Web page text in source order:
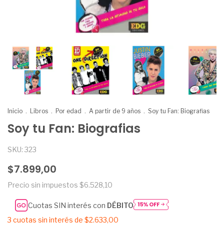
Inicio . Libros . Por edad . A partir de 9 años . Soy tu Fan: Biografias
Soy tu Fan: Biografias
SKU: 323
$7.899,00
Precio sin impuestos $6.528,10
Cuotas SIN interés con DÉBITO
3 cuotas sin interés de $2.633,00